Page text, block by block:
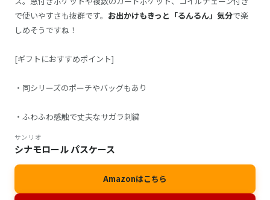
で使いやすさも抜群です。 お出かけもきっと「るんるん」気分で楽
しめそうですね！
[ギフトにおすすめポイント]
・同シリーズのポーチやバッグもあり
・ふわふわ感触で丈夫なサガラ刺繍
サンリオ
シナモロール パスケース
Amazonはこちら